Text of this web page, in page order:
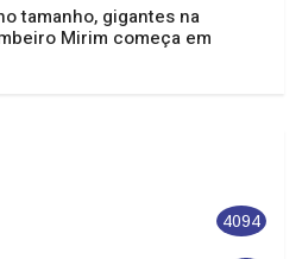
tamanho, gigantes na
Mirim começa em
4094